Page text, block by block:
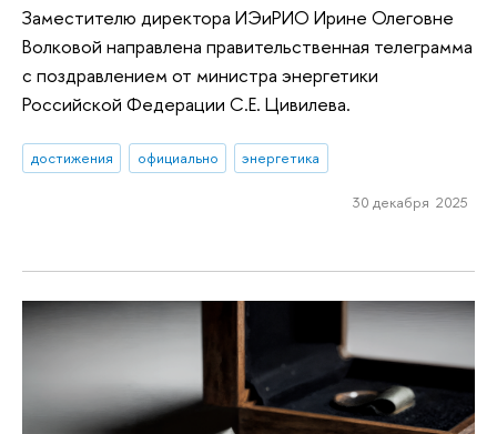
Заместителю директора ИЭиРИО Ирине Олеговне
Волковой направлена правительственная телеграмма
с поздравлением от министра энергетики
Российской Федерации С.Е. Цивилева.
достижения официально энергетика
30 декабря 2025